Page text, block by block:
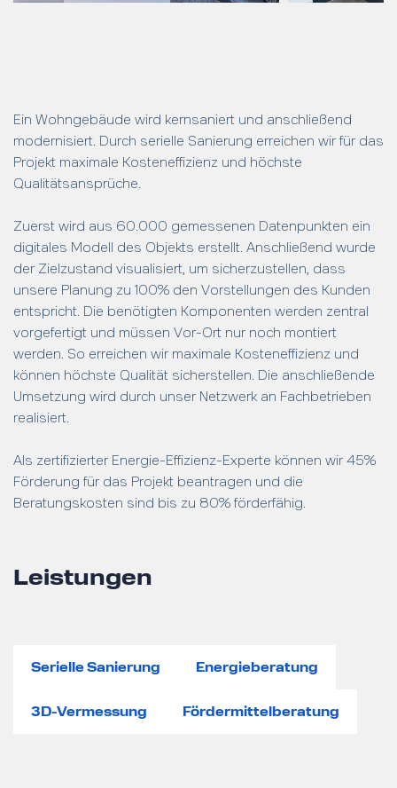
Ein Wohngebäude wird kernsaniert und anschließend
modernisiert. Durch serielle Sanierung erreichen wir für das
Projekt maximale Kosteneffizienz und höchste
Qualitätsansprüche.
Zuerst wird aus 60.000 gemessenen Datenpunkten ein
digitales Modell des Objekts erstellt. Anschließend wurde
der Zielzustand visualisiert, um sicherzustellen, dass
unsere Planung zu 100% den Vorstellungen des Kunden
entspricht. Die benötigten Komponenten werden zentral
vorgefertigt und müssen Vor-Ort nur noch montiert
werden. So erreichen wir maximale Kosteneffizienz und
können höchste Qualität sicherstellen. Die anschließende
Umsetzung wird durch unser Netzwerk an Fachbetrieben
realisiert.
Als zertifizierter Energie-Effizienz-Experte können wir 45%
Förderung für das Projekt beantragen und die
Beratungskosten sind bis zu 80% förderfähig.
Leistungen
Serielle Sanierung Energieberatung
3D-Vermessung Fördermittelberatung